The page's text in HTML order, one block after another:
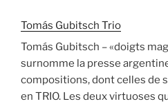
Segal
&
Gubitsch »
Tomás Gubitsch Trio
Tomás Gubitsch – «doigts
surnomme la presse
compositions, dont celles de
en TRIO. Les deux virtuoses